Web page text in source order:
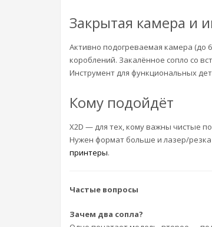
Закрытая камера и
Активно подогреваемая камера (до
короблений. Закалённое сопло со
Инструмент для функциональных
Кому подойдёт
X2D — для тех, кому важны чистые
Нужен формат больше и лазер/
принтеры.
Частые вопросы
Зачем два сопла?